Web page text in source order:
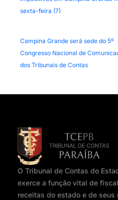
sexta-feira (7)
Campina Grande será sede do 5º
Congresso Nacional de
dos Tribunais de Contas
O Tribunal de Contas do
exerce a função vital de
receitas do estado e de